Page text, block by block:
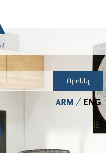
Որոնել
ARM ENG